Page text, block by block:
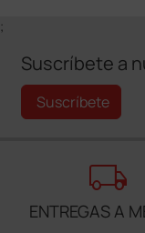
;
Suscríbete a
Suscríbete
local_shipping
ENTREGAS A